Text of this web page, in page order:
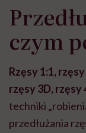
czym
Rzęsy 1:1,
rzęsy 3D, rzęsy
techniki
przedłużania